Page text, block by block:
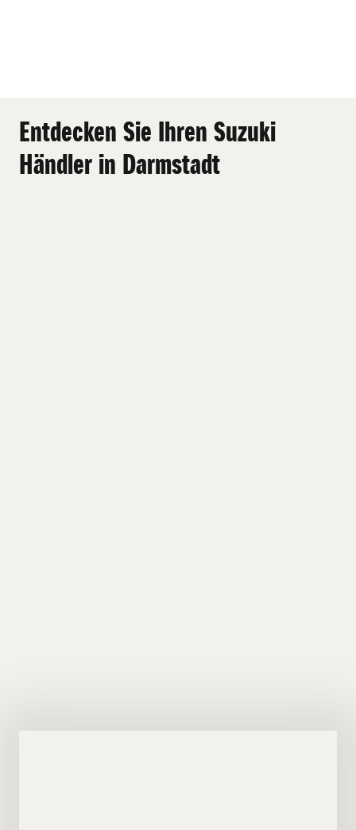
Entdecken Sie Ihren Suzuki
Händler in Darmstadt